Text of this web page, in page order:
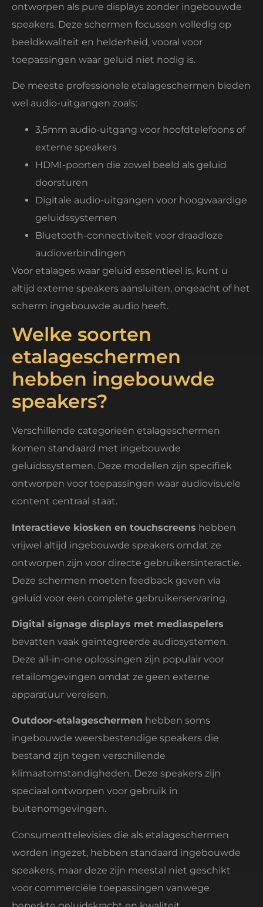
ontworpen als pure displays zonder ingebouwde
speakers. Deze schermen focussen volledig op
beeldkwaliteit en helderheid, vooral voor
toepassingen waar geluid niet nodig is.
De meeste professionele etalageschermen bieden
wel audio-uitgangen zoals:
3,5mm audio-uitgang voor hoofdtelefoons of
externe speakers
HDMI-poorten die zowel beeld als geluid
doorsturen
Digitale audio-uitgangen voor hoogwaardige
geluidssystemen
Bluetooth-connectiviteit voor draadloze
audioverbindingen
Voor etalages waar geluid essentieel is, kunt u
altijd externe speakers aansluiten, ongeacht of het
scherm ingebouwde audio heeft.
Welke soorten
etalageschermen
hebben ingebouwde
speakers?
Verschillende categorieën etalageschermen
komen standaard met ingebouwde
geluidssystemen. Deze modellen zijn specifiek
ontworpen voor toepassingen waar audiovisuele
content centraal staat.
Interactieve kiosken en touchscreens hebben
vrijwel altijd ingebouwde speakers omdat ze
ontworpen zijn voor directe gebruikersinteractie.
Deze schermen moeten feedback geven via
geluid voor een complete gebruikerservaring.
Digital signage displays met mediaspelers
bevatten vaak geïntegreerde audiosystemen.
Deze all-in-one oplossingen zijn populair voor
retailomgevingen omdat ze geen externe
apparatuur vereisen.
Outdoor-etalageschermen hebben soms
ingebouwde weersbestendige speakers die
bestand zijn tegen verschillende
klimaatomstandigheden. Deze speakers zijn
speciaal ontworpen voor gebruik in
buitenomgevingen.
Consumenttelevisies die als etalageschermen
worden ingezet, hebben standaard ingebouwde
speakers, maar deze zijn meestal niet geschikt
voor commerciële toepassingen vanwege